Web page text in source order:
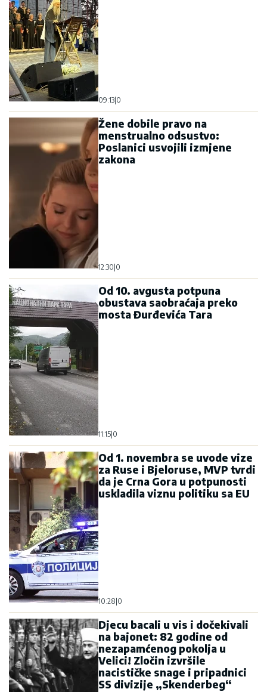
09:13 0
Žene dobile pravo na
menstrualno odsustvo:
Poslanici usvojili izmjene
zakona
12:30 0
Od 10. avgusta potpuna
obustava saobraćaja preko
mosta Đurđevića Tara
11:15 0
Od 1. novembra se uvode vize
za Ruse i Bjeloruse, MVP tvrdi
da je Crna Gora u potpunosti
uskladila viznu politiku sa EU
10:28 0
Djecu bacali u vis i dočekivali
na bajonet: 82 godine od
nezapamćenog pokolja u
Velici! Zločin izvršile
nacističke snage i pripadnici
SS divizije „Skenderbeg“